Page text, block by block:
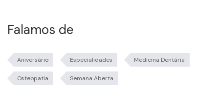
Falamos de
Aniversário Especialidades Medicina Dentária
Osteopatia Semana Aberta